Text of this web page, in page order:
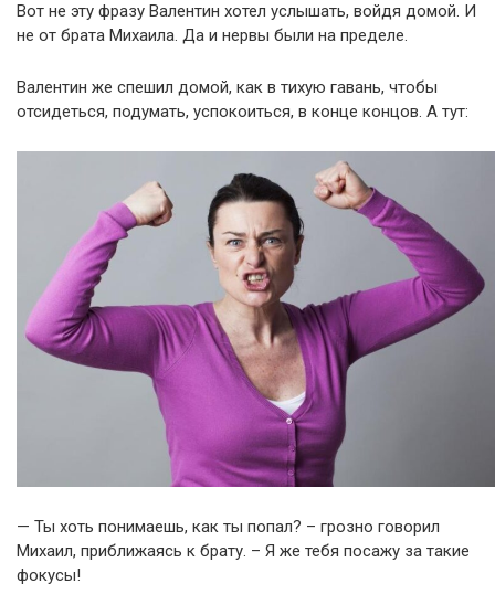
Вот не эту фразу Валентин хотел услышать, войдя домой. И
не от брата Михаила. Да и нервы были на пределе.
Валентин же спешил домой, как в тихую гавань, чтобы
отсидеться, подумать, успокоиться, в конце концов. А тут:
— Ты хоть понимаешь, как ты попал? – грозно говорил
Михаил, приближаясь к брату. – Я же тебя посажу за такие
фокусы!